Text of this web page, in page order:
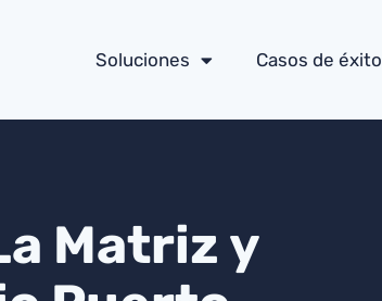
Soluciones Casos de éxito
Matriz y